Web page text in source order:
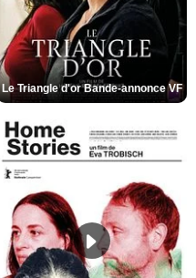
Le Triangle d'or Bande-annonce VF